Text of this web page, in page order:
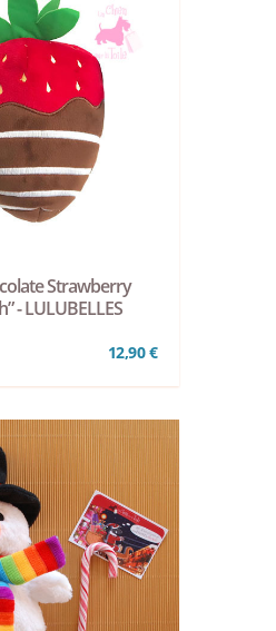
Strawberry
- LULUBELLES
12,90 €